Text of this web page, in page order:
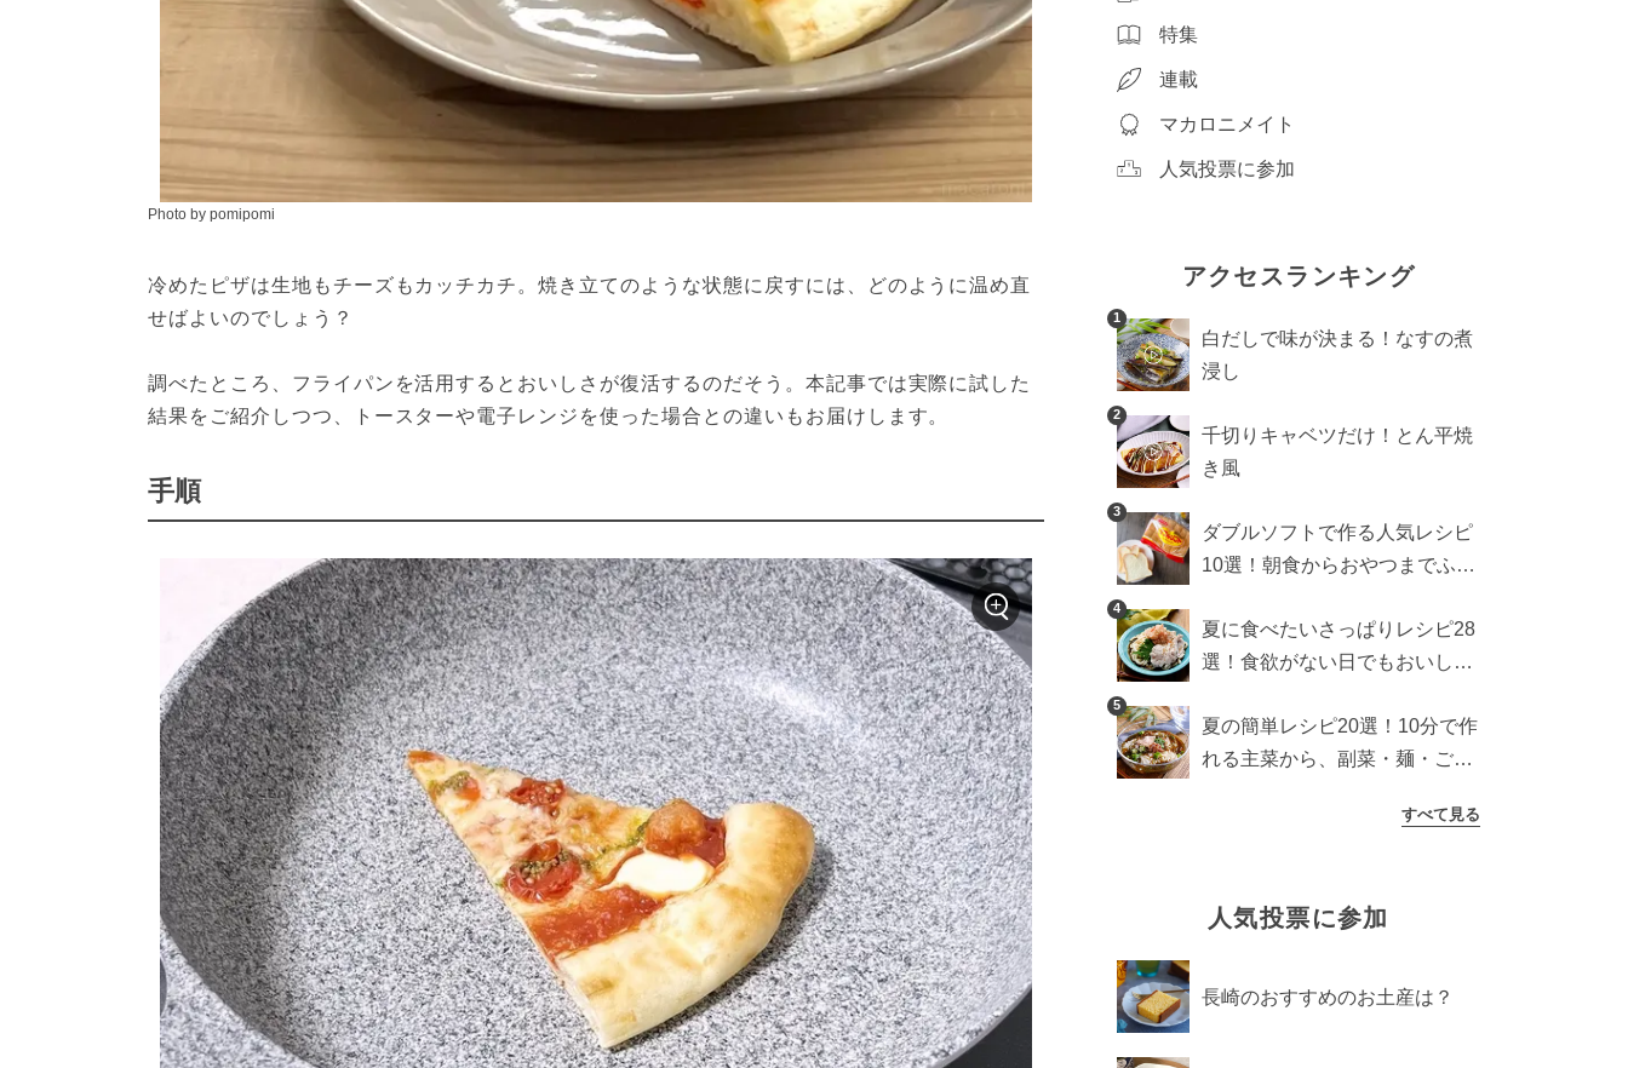
Photo by pomipomi
冷めたピザは生地もチーズもカッチカチ。焼き立てのような状態に戻すには、どのように温め直
せばよいのでしょう？
調べたところ、フライパンを活用するとおいしさが復活するのだそう。本記事では実際に試した
結果をご紹介しつつ、トースターや電子レンジを使った場合との違いもお届けします。
手順
特集
連載
マカロニメイト
人気投票に参加
アクセスランキング
1
白だしで味が決まる！なすの煮
浸し
2
千切りキャベツだけ！とん平焼
き風
3
ダブルソフトで作る人気レシピ
10選！朝食からおやつまでふん
4
夏に食べたいさっぱりレシピ28
選！食欲がない日でもおいしい
5
夏の簡単レシピ20選！10分で作
れる主菜から、副菜・麺・ごは
すべて見る
人気投票に参加
長崎のおすすめのお土産は？